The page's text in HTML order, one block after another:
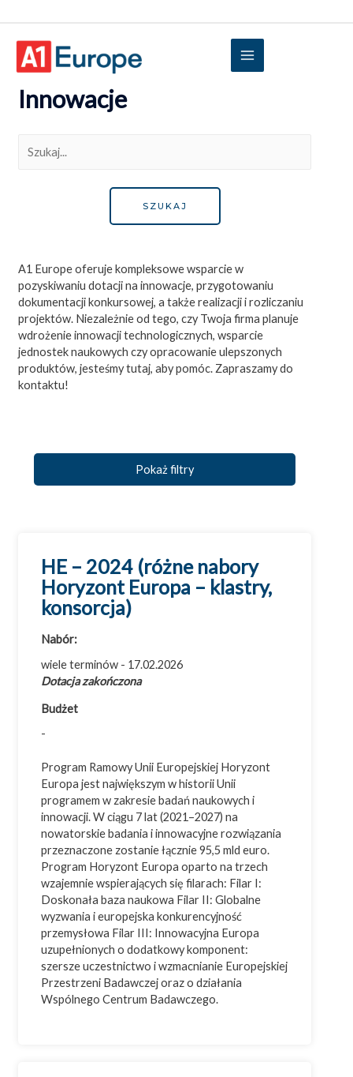
Innowacje
A1 Europe oferuje kompleksowe wsparcie w
pozyskiwaniu dotacji na innowacje, przygotowaniu
dokumentacji konkursowej, a także realizacji i rozliczaniu
projektów. Niezależnie od tego, czy Twoja firma planuje
wdrożenie innowacji technologicznych, wsparcie
jednostek naukowych czy opracowanie ulepszonych
produktów, jesteśmy tutaj, aby pomóc. Zapraszamy do
kontaktu!
Pokaż filtry
Wszystkie dotacje
Badania i rozwój (B+R)
Cyfryzacja
Efektywność energetyczna
Eksport
Innowacje
Ochrona środowiska
Przemysł 4.0
Usługi doradcze
Cała Polska
Województwo dolnośląskie
Województwo kujawsko-pomorskie
Województwo lubelskie
Województwo lubuskie
HE – 2024 (różne nabory
Horyzont Europa – klastry,
konsorcja)
Nabór:
wiele terminów - 17.02.2026
Dotacja zakończona
Budżet
-
Program Ramowy Unii Europejskiej Horyzont
Europa jest największym w historii Unii
programem w zakresie badań naukowych i
innowacji. W ciągu 7 lat (2021–2027) na
nowatorskie badania i innowacyjne rozwiązania
przeznaczone zostanie łącznie 95,5 mld euro.
Program Horyzont Europa oparto na trzech
wzajemnie wspierających się filarach: Filar I:
Doskonała baza naukowa Filar II: Globalne
wyzwania i europejska konkurencyjność
przemysłowa Filar III: Innowacyjna Europa
uzupełnionych o dodatkowy komponent:
szersze uczestnictwo i wzmacnianie Europejskiej
Przestrzeni Badawczej oraz o działania
Wspólnego Centrum Badawczego.